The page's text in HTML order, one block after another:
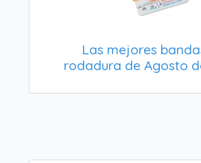
Las mejores
rodadura de Agosto